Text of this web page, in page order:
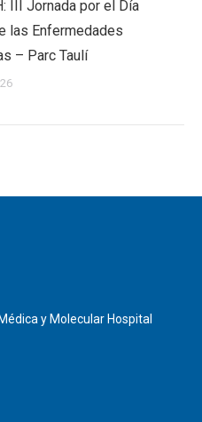
III Jornada por el Día
las Enfermedades
– Parc Taulí
y Molecular Hospital